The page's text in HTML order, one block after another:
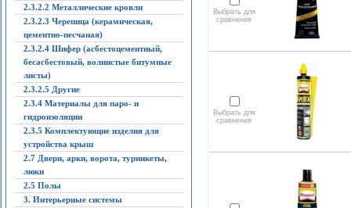
2.3.2.2 Металлические кровли
2.3.2.3 Черепица (керамическая,
цементно-песчаная)
2.3.2.4 Шифер (асбестоцементный,
бесасбестовый, волнистые битумные
листы)
2.3.2.5 Другие
2.3.4 Материалы для паро- и
гидроизоляции
2.3.5 Комплектующие изделия для
устройства крыш
2.7 Двери, арки, ворота, турникеты,
люки
2.5 Полы
3. Интерьерные системы
Выбрать для
сравнения
Выбрать для
сравнения